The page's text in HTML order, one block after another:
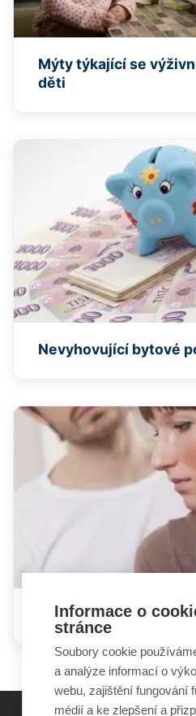
Mýty týkající se
děti
Nevyhovující bytové
Nezaměstnanost
Informace o
stránce
Soubory cookie
a analýze informací o
webu, zajištění fungování
médií a ke zlepšení a